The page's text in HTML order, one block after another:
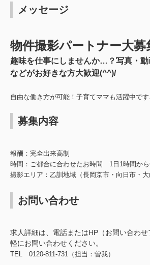
メッセージ
物件撮影パートナー大募
趣味を仕事にしませんか…？写真・
などがお好きな方大歓迎(^^)/
自由な働き方が可能！子育てママも活躍中です
募集内容
報酬：完全出来高制
時間：ご都合に合わせたお時間 1日1時間から
撮影エリア：乙訓地域（長岡京市・向日市・
お問い合わせ
求人詳細は、電話またはHP（お問い合わ
軽にお問い合わせください。
TEL 0120-811-731（担当：曽我）